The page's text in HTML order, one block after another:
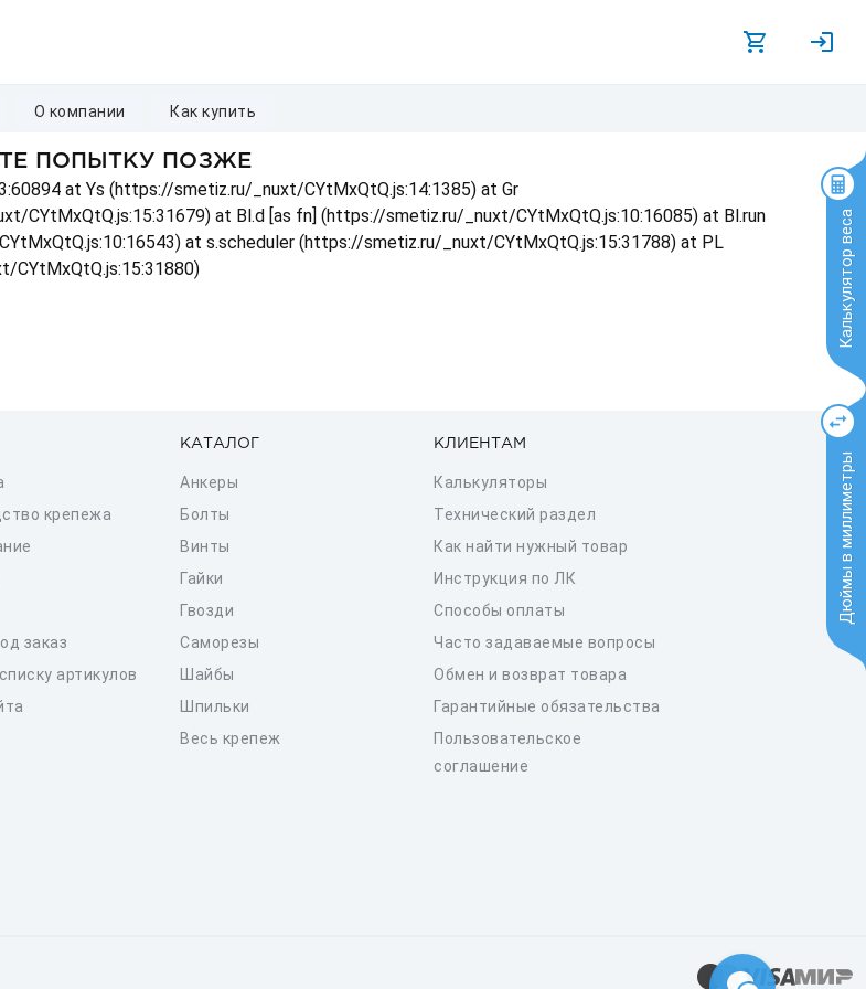
Калькулятор веса
Дюймы в миллиметры
о компании как купить
ПОПЫТКУ ПОЗЖЕ
at Ys (https://smetiz.ru/_nuxt/CYtMxQtQ.js:14:1385) at Gr
at Bl.d [as fn] (https://smetiz.ru/_nuxt/CYtMxQtQ.js:10:16085) at Bl.run
at s.scheduler (https://smetiz.ru/_nuxt/CYtMxQtQ.js:15:31788) at PL
CYtMxQtQ.js:15:31880)
крепежа
заказ
артикулов
КАТАЛОГ
Анкеры
Болты
Винты
Гайки
Гвозди
Саморезы
Шайбы
Шпильки
Весь крепеж
КЛИЕНТАМ
Калькуляторы
Технический раздел
Как найти нужный товар
Инструкция по ЛК
Способы оплаты
Часто задаваемые вопросы
Обмен и возврат товара
Гарантийные обязательства
Пользовательское
соглашение